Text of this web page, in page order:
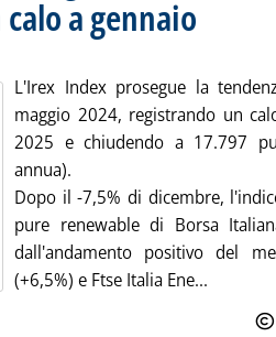
a gennaio
L'Irex Index prosegue la
maggio 2024, registrando un
2025 e chiudendo a 17.797
annua).
Dopo il -7,5% di dicembre,
pure renewable di Borsa
dall'andamento positivo del
(+6,5%) e Ftse Italia Ene...